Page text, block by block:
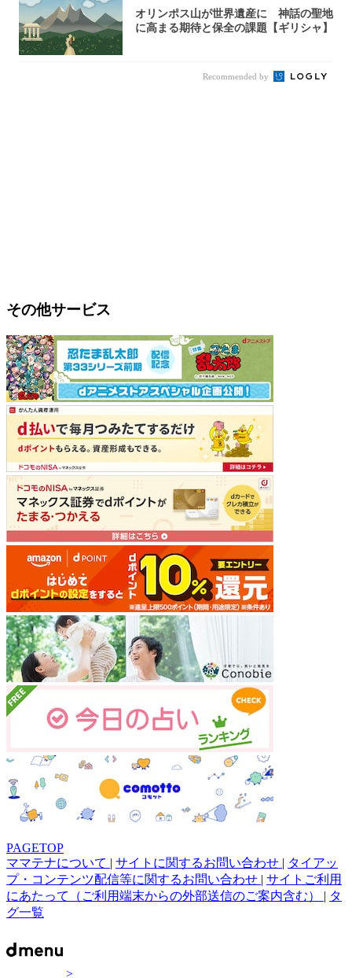
オリンポス山が世界遺産に 神話の聖地
に高まる期待と保全の課題【ギリシャ】
Recommended by
その他サービス
PAGETOP
ママテナについて | サイトに関するお問い合わせ | タイアッ
プ・コンテンツ配信等に関するお問い合わせ | サイトご利用
にあたって（ご利用端末からの外部送信のご案内含む） | タ
グ一覧
>